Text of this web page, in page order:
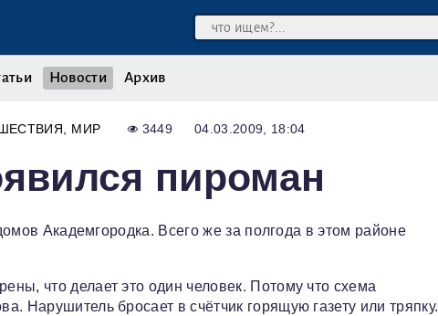
Новости Архив
МИР 3449 04.03.2009, 18:04
пироман
Академгородка. Всего же за полгода в этом районе
что делает это один человек. Потому что схема
Нарушитель бросает в счётчик горящую газету или тряпку.